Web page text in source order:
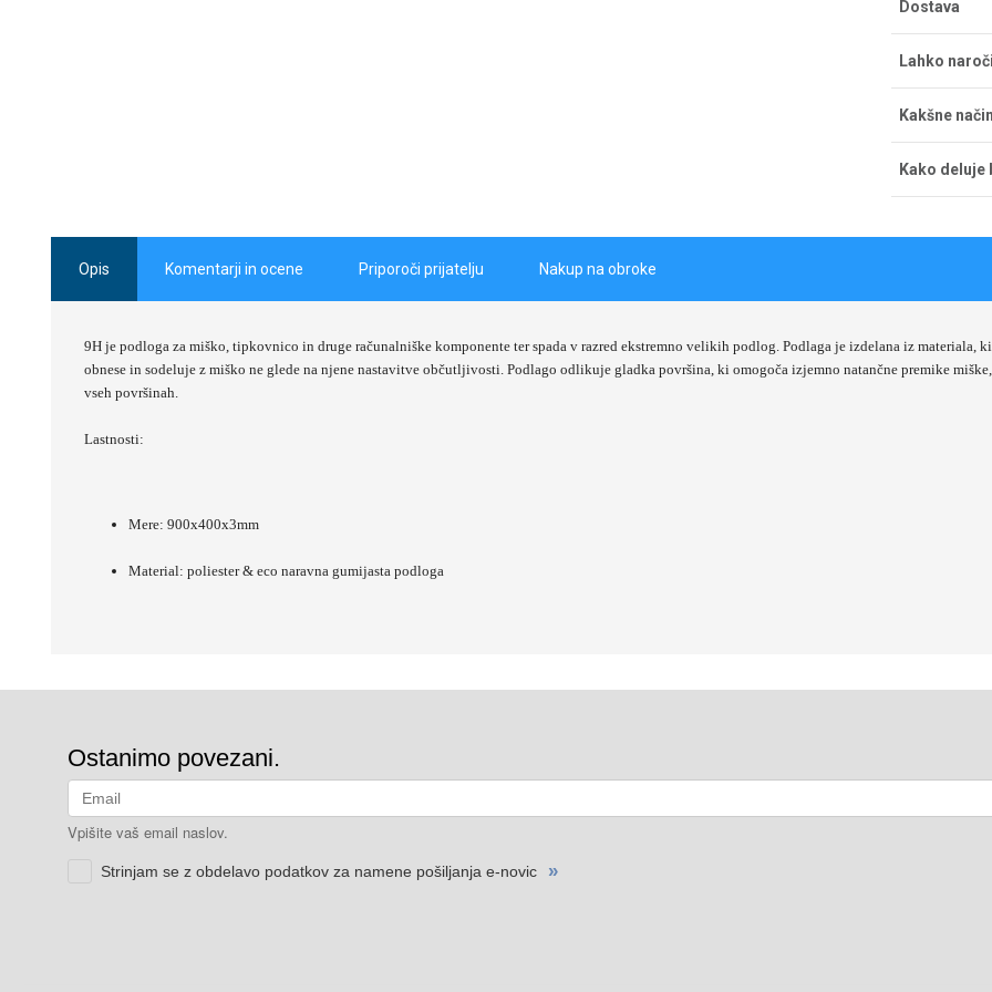
Dostava
dostava
pričakujete
Lahko
na Tržaški
ponedeljka
obvestilom
Kakšne
s kreditno
Gotovina
Kako
Opis
Komentarji in ocene Priporoči prijatelju Nakup na obroke
9H je podloga za miško, tipkovnico in druge računalniške komponente ter spada v razred ekstremno velikih podlog. Podlaga je izdelana iz materiala,
obnese in sodeluje z miško ne glede na njene nastavitve občutljivosti. Podlago odlikuje gladka površina, ki omogoča izjemno natančne premike
vseh površinah.
Lastnosti:
Mere: 900x400x3mm
Material: poliester & eco naravna gumijasta podloga